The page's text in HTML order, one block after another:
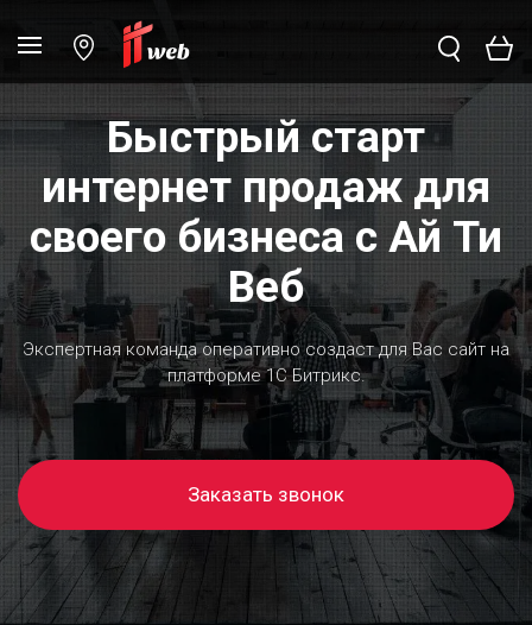
Быстрый старт
интернет продаж для
своего бизнеса с Ай Ти
Веб
Экспертная команда оперативно создаст для Вас сайт на
платформе 1С Битрикс.
Заказать звонок